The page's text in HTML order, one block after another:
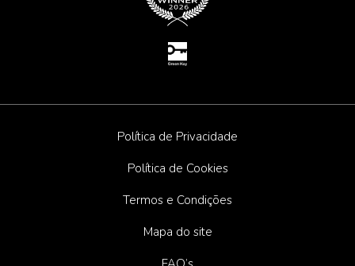
Política de Privacidade
Política de Cookies
Termos e Condições
Mapa do site